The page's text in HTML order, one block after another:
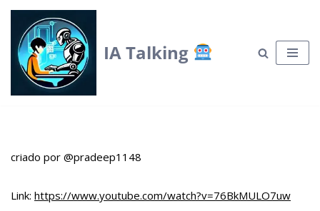
Skip
to
content
IA Talking
criado por @pradeep1148
Link: https://www.youtube.com/watch?v=76BkMULO7uw